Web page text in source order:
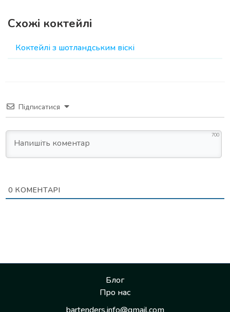
Схожі коктейлі
Коктейлі з шотландським віскі
Підписатися
700
0 КОМЕНТАРІ
Блог
Про нас